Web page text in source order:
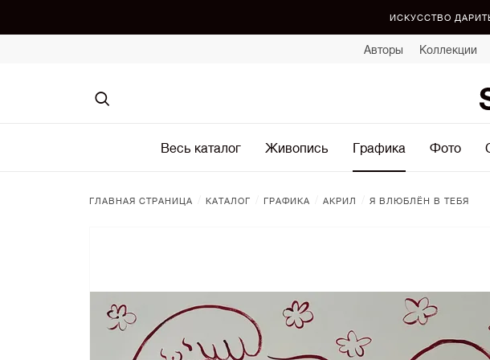
ИСКУССТВО
Авторы Коллекции
Весь каталог Живопись Графика Фото
ГЛАВНАЯ СТРАНИЦА КАТАЛОГ ГРАФИКА АКРИЛ Я ВЛЮБЛЁН В ТЕБЯ